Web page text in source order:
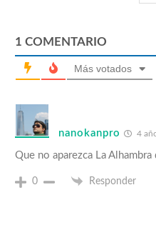
1 COMENTARIO
Más votados
nanokanpro 4
Que no aparezca La
0 Responder